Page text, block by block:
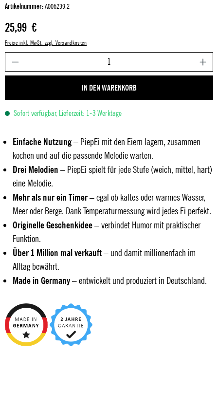
Artikelnummer:A006239.2
Regulärer Preis:
25,99 €
Preise inkl. MwSt. zzgl. Versandkosten
IN DEN WARENKORB
Sofort verfügbar, Lieferzeit: 1-3 Werktage
Einfache Nutzung– PiepEi mit den Eiern lagern, zusammen
kochen und auf die passende Melodie warten.
Drei Melodien – PiepEi spielt für jede Stufe (weich, mittel, hart)
eine Melodie.
Mehr als nur ein Timer– egal ob kaltes oder warmes Wasser,
Meer oder Berge. Dank Temperaturmessung wird jedes Ei perfekt.
Originelle Geschenkidee– verbindet Humor mit praktischer
Funktion.
Über 1 Million mal verkauft– und damit millionenfach im
Alltag bewährt.
Made in Germany– entwickelt und produziert in Deutschland.